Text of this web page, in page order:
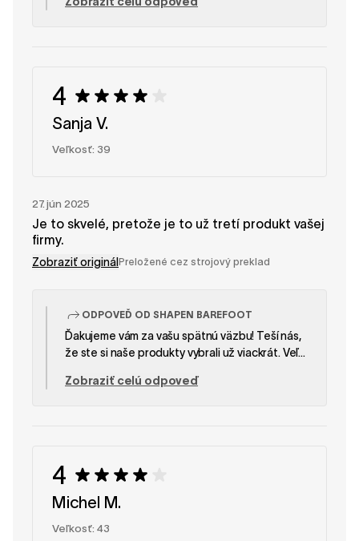
náš tím zákazníckej podpory je vám k dispozícii.
4
Sanja V.
Veľkosť: 39
27. jún 2025
Je to skvelé, pretože je to už tretí produkt vašej
firmy.
Zobraziť originál Preložené cez strojový preklad
ODPOVEĎ OD SHAPEN BAREFOOT
Ďakujeme vám za vašu spätnú väzbu! Teší nás,
že ste si naše produkty vybrali už viackrát. Veľmi
VIBIN! Tím SHAPEN
Zobraziť celú odpoveď
4
Michel M.
Veľkosť: 43